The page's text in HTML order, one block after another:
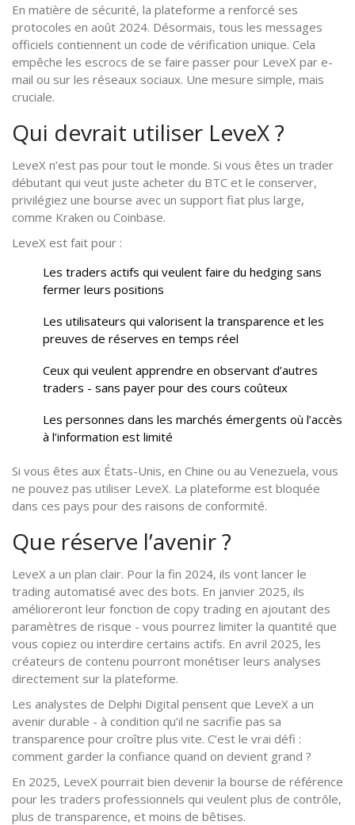
En matière de sécurité, la plateforme a renforcé ses
protocoles en août 2024. Désormais, tous les messages
officiels contiennent un code de vérification unique. Cela
empêche les escrocs de se faire passer pour LeveX par e-
mail ou sur les réseaux sociaux. Une mesure simple, mais
cruciale.
Qui devrait utiliser LeveX ?
LeveX n’est pas pour tout le monde. Si vous êtes un trader
débutant qui veut juste acheter du BTC et le conserver,
privilégiez une bourse avec un support fiat plus large,
comme Kraken ou Coinbase.
LeveX est fait pour :
Les traders actifs qui veulent faire du hedging sans
fermer leurs positions
Les utilisateurs qui valorisent la transparence et les
preuves de réserves en temps réel
Ceux qui veulent apprendre en observant d’autres
traders - sans payer pour des cours coûteux
Les personnes dans les marchés émergents où l’accès
à l’information est limité
Si vous êtes aux États-Unis, en Chine ou au Venezuela, vous
ne pouvez pas utiliser LeveX. La plateforme est bloquée
dans ces pays pour des raisons de conformité.
Que réserve l’avenir ?
LeveX a un plan clair. Pour la fin 2024, ils vont lancer le
trading automatisé avec des bots. En janvier 2025, ils
amélioreront leur fonction de copy trading en ajoutant des
paramètres de risque - vous pourrez limiter la quantité que
vous copiez ou interdire certains actifs. En avril 2025, les
créateurs de contenu pourront monétiser leurs analyses
directement sur la plateforme.
Les analystes de Delphi Digital pensent que LeveX a un
avenir durable - à condition qu’il ne sacrifie pas sa
transparence pour croître plus vite. C’est le vrai défi :
comment garder la confiance quand on devient grand ?
En 2025, LeveX pourrait bien devenir la bourse de référence
pour les traders professionnels qui veulent plus de contrôle,
plus de transparence, et moins de bêtises.